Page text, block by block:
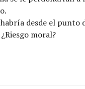
desde el punto
moral?